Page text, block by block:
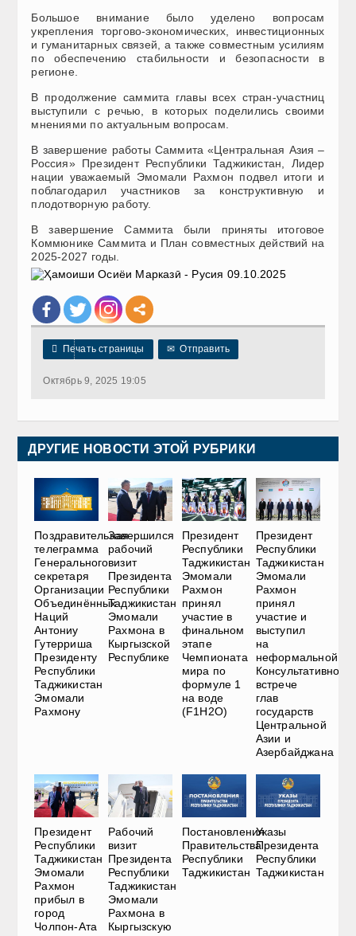
Большое внимание было уделено вопросам
укрепления торгово-экономических, инвестиционных
и гуманитарных связей, а также совместным усилиям
по обеспечению стабильности и безопасности в
регионе.
В продолжение саммита главы всех стран-участниц
выступили с речью, в которых поделились своими
мнениями по актуальным вопросам.
В завершение работы Саммита «Центральная Азия –
Россия» Президент Республики Таджикистан, Лидер
нации уважаемый Эмомали Рахмон подвел итоги и
поблагодарил участников за конструктивную и
плодотворную работу.
В завершение Саммита были приняты итоговое
Коммюнике Саммита и План совместных действий на
2025-2027 годы.
 Печать страницы ✉ Отправить
Октябрь 9, 2025 19:05
ДРУГИЕ НОВОСТИ ЭТОЙ РУБРИКИ
Поздравительная
телеграмма
Генерального
секретаря
Организации
Объединённых
Наций
Антониу
Гутерриша
Президенту
Республики
Таджикистан
Эмомали
Рахмону
Завершился
рабочий
визит
Президента
Республики
Таджикистан
Эмомали
Рахмона в
Кыргызской
Республике
Президент
Республики
Таджикистан
Эмомали
Рахмон
принял
участие в
финальном
этапе
Чемпионата
мира по
формуле 1
на воде
(F1H2O)
Президент
Республики
Таджикистан
Эмомали
Рахмон
принял
участие и
выступил
на
неформальной
Консультативной
встрече
глав
государств
Центральной
Азии и
Азербайджана
Президент
Республики
Таджикистан
Эмомали
Рахмон
прибыл в
город
Чолпон-Ата
Рабочий
визит
Президента
Республики
Таджикистан
Эмомали
Рахмона в
Кыргызскую
Постановления
Правительства
Республики
Таджикистан
Указы
Президента
Республики
Таджикистан